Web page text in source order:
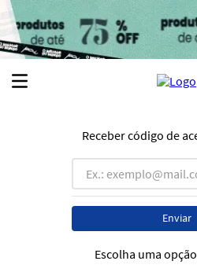
Escolha uma
Receber código de
Enviar